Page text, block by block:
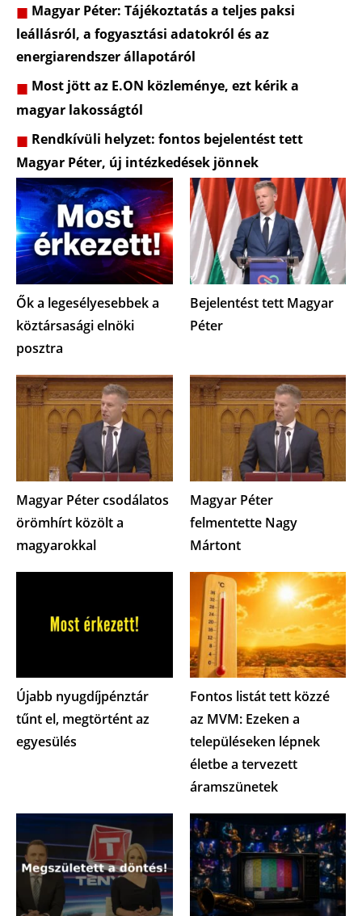
Magyar Péter: Tájékoztatás a teljes paksi
leállásról, a fogyasztási adatokról és az
energiarendszer állapotáról
Most jött az E.ON közleménye, ezt kérik a
magyar lakosságtól
Rendkívüli helyzet: fontos bejelentést tett
Magyar Péter, új intézkedések jönnek
Ők a legesélyesebbek a
köztársasági elnöki
posztra
Bejelentést tett Magyar
Péter
Magyar Péter csodálatos
örömhírt közölt a
magyarokkal
Magyar Péter
felmentette Nagy
Mártont
Újabb nyugdíjpénztár
tűnt el, megtörtént az
egyesülés
Fontos listát tett közzé
az MVM: Ezeken a
településeken lépnek
életbe a tervezett
áramszünetek